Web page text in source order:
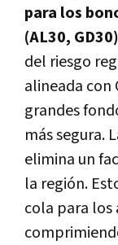
para los
(AL30, GD30)
del riesgo
alineada con
grandes
más segura.
elimina un
la región.
cola para los